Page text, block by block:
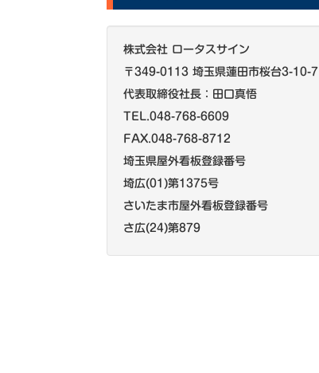
株式会社 ロータスサイン
〒349-0113 埼玉県蓮田市桜台3-10-7
代表取締役社長：田口真悟
TEL.048-768-6609
FAX.048-768-8712
埼玉県屋外看板登録番号
埼広(01)第1375号
さいたま市屋外看板登録番号
さ広(24)第879